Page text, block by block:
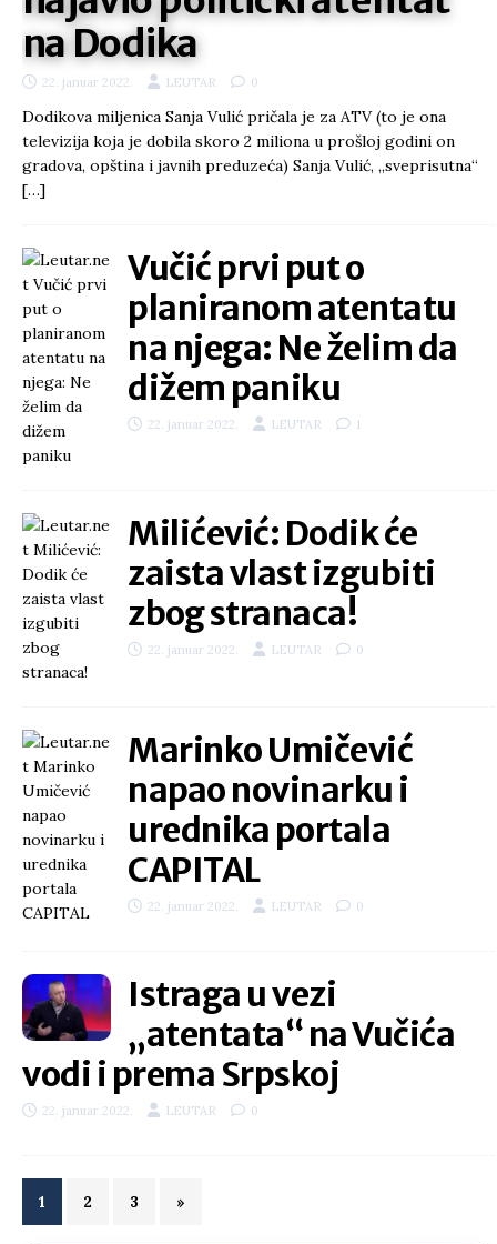
na Dodika
22. januar 2022. LEUTAR 0
Dodikova miljenica Sanja Vulić pričala je za ATV (to je ona
televizija koja je dobila skoro 2 miliona u prošloj godini on
gradova, opština i javnih preduzeća) Sanja Vulić, „sveprisutna“
[…]
Vučić prvi put o
planiranom atentatu
na njega: Ne želim da
dižem paniku
22. januar 2022. LEUTAR 1
Milićević: Dodik će
zaista vlast izgubiti
zbog stranaca!
22. januar 2022. LEUTAR 0
Marinko Umičević
napao novinarku i
urednika portala
CAPITAL
22. januar 2022. LEUTAR 0
Istraga u vezi
„atentata“ na Vučića
vodi i prema Srpskoj
22. januar 2022. LEUTAR 0
1 2 3 »